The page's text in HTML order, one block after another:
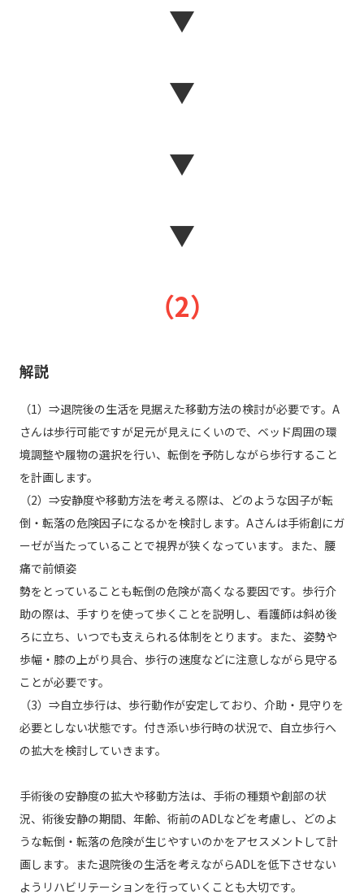
▼
▼
▼
▼
（2）
解説
（1）⇒退院後の生活を見据えた移動方法の検討が必要です。A
さんは歩行可能ですが足元が見えにくいので、ベッド周囲の環
境調整や履物の選択を行い、転倒を予防しながら歩行すること
を計画します。
（2）⇒安静度や移動方法を考える際は、どのような因子が転
倒・転落の危険因子になるかを検討します。Aさんは手術創にガ
ーゼが当たっていることで視界が狭くなっています。また、腰
痛で前傾姿
勢をとっていることも転倒の危険が高くなる要因です。歩行介
助の際は、手すりを使って歩くことを説明し、看護師は斜め後
ろに立ち、いつでも支えられる体制をとります。また、姿勢や
歩幅・膝の上がり具合、歩行の速度などに注意しながら見守る
ことが必要です。
（3）⇒自立歩行は、歩行動作が安定しており、介助・見守りを
必要としない状態です。付き添い歩行時の状況で、自立歩行へ
の拡大を検討していきます。
手術後の安静度の拡大や移動方法は、手術の種類や創部の状
況、術後安静の期間、年齢、術前のADLなどを考慮し、どのよ
うな転倒・転落の危険が生じやすいのかをアセスメントして計
画します。また退院後の生活を考えながらADLを低下させない
ようリハビリテーションを行っていくことも大切です。